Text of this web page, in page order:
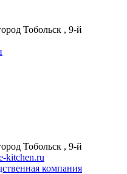
Тобольск , 9-й
Тобольск , 9-й
kitchen.ru
компания